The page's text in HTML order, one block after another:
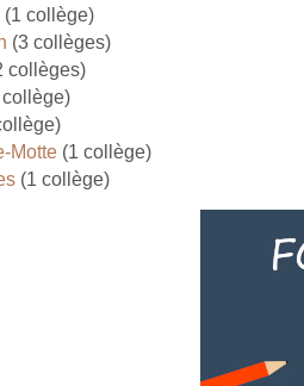
(1 collège)
(3 collèges)
collèges)
collège)
Motte (1 collège)
(1 collège)